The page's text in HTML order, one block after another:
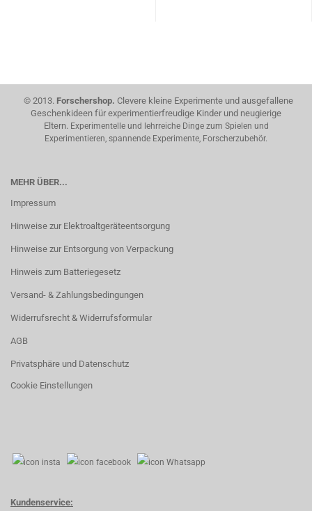
© 2013. Forschershop. Clevere kleine Experimente und ausgefallene
Geschenkideen für experimentierfreudige Kinder und neugierige
Eltern. Experimentelle und lehrreiche Dinge zum Spielen und
Experimentieren, spannende Experimente, Forscherzubehör.
MEHR ÜBER...
Impressum
Hinweise zur Elektroaltgeräteentsorgung
Hinweise zur Entsorgung von Verpackung
Hinweis zum Batteriegesetz
Versand- & Zahlungsbedingungen
Widerrufsrecht & Widerrufsformular
AGB
Privatsphäre und Datenschutz
Cookie Einstellungen
Kundenservice: